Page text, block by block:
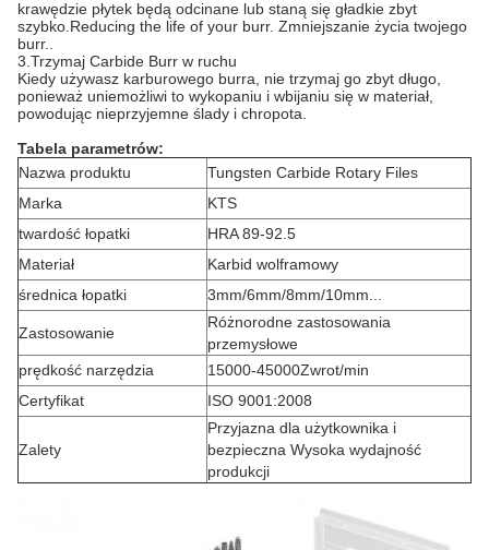
krawędzie płytek będą odcinane lub staną się gładkie zbyt
szybko.Reducing the life of your burr. Zmniejszanie życia twojego
burr..
3.Trzymaj Carbide Burr w ruchu
Kiedy używasz karburowego burra, nie trzymaj go zbyt długo,
ponieważ uniemożliwi to wykopaniu i wbijaniu się w materiał,
powodując nieprzyjemne ślady i chropota.
Tabela parametrów:
Nazwa produktu
Tungsten Carbide Rotary Files
Marka
KTS
twardość łopatki
HRA 89-92.5
Materiał
Karbid wolframowy
średnica łopatki
3mm/6mm/8mm/10mm...
Zastosowanie
Różnorodne zastosowania
przemysłowe
prędkość narzędzia
15000-45000Zwrot/min
Certyfikat
ISO 9001:2008
Zalety
Przyjazna dla użytkownika i
bezpieczna Wysoka wydajność
produkcji